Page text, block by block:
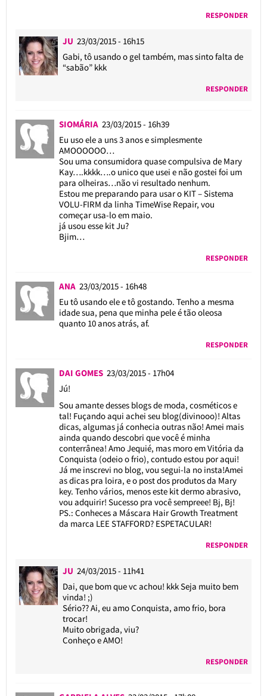
RESPONDER
JU 23/03/2015 - 16h15
Gabi, tô usando o gel também, mas sinto falta de
“sabão” kkk
RESPONDER
SIOMÁRIA 23/03/2015 - 16h39
Eu uso ele a uns 3 anos e simplesmente
AMOOOOOO…
Sou uma consumidora quase compulsiva de Mary
Kay….kkkk….o unico que usei e não gostei foi um
para olheiras…não vi resultado nenhum.
Estou me preparando para usar o KIT – Sistema
VOLU-FIRM da linha TimeWise Repair, vou
começar usa-lo em maio.
já usou esse kit Ju?
Bjim…
RESPONDER
ANA 23/03/2015 - 16h48
Eu tô usando ele e tô gostando. Tenho a mesma
idade sua, pena que minha pele é tão oleosa
quanto 10 anos atrás, af.
RESPONDER
DAI GOMES 23/03/2015 - 17h04
Jú!
Sou amante desses blogs de moda, cosméticos e
tal! Fuçando aqui achei seu blog(divinooo)! Altas
dicas, algumas já conhecia outras não! Amei mais
ainda quando descobri que você é minha
conterrânea! Amo Jequié, mas moro em Vitória da
Conquista (odeio o frio), contudo estou por aqui!
Já me inscrevi no blog, vou segui-la no insta!Amei
as dicas pra loira, e o post dos produtos da Mary
key. Tenho vários, menos este kit dermo abrasivo,
vou adquirir! Sucesso pra você sempreee! Bj, Bj!
PS.: Conheces a Máscara Hair Growth Treatment
da marca LEE STAFFORD? ESPETACULAR!
RESPONDER
JU 24/03/2015 - 11h41
Dai, que bom que vc achou! kkk Seja muito bem
vinda! ;)
Sério?? Ai, eu amo Conquista, amo frio, bora
trocar!
Muito obrigada, viu?
Conheço e AMO!
RESPONDER